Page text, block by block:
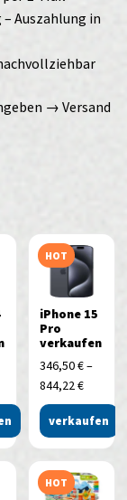
Auszahlung in
→ Versand
HOT
iPhone 15
Pro
verkaufen
346,50€–
844,22€
verkaufen
HOT